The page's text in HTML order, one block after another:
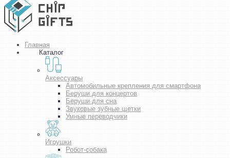
Главная
Каталог
Аксессуары
Автомобильные крепления для смартфона
Беруши для концертов
Беруши для сна
Звуковые зубные щетки
Умные переводчики
Игрушки
Робот-собака